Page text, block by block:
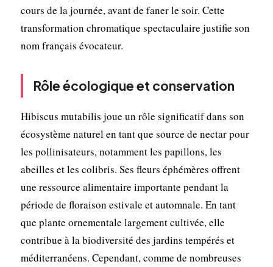
cours de la journée, avant de faner le soir. Cette
transformation chromatique spectaculaire justifie son
nom français évocateur.
Rôle écologique et conservation
Hibiscus mutabilis joue un rôle significatif dans son
écosystème naturel en tant que source de nectar pour
les pollinisateurs, notamment les papillons, les
abeilles et les colibris. Ses fleurs éphémères offrent
une ressource alimentaire importante pendant la
période de floraison estivale et automnale. En tant
que plante ornementale largement cultivée, elle
contribue à la biodiversité des jardins tempérés et
méditerranéens. Cependant, comme de nombreuses